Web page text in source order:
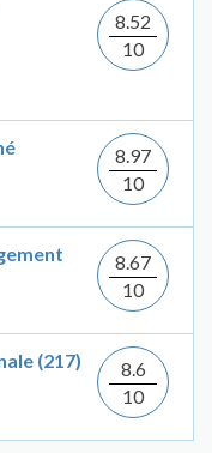
8.52
10
8.97
10
8.67
10
(217)
8.6
10